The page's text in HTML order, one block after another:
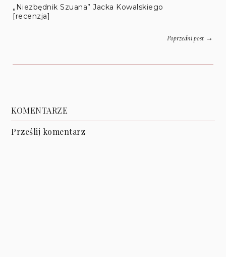
„Niezbędnik Szuana” Jacka Kowalskiego
[recenzja]
Poprzedni post→
KOMENTARZE
Prześlij komentarz